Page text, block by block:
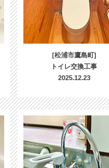
[松浦市鷹島町]
トイレ交換工事
2025.12.23